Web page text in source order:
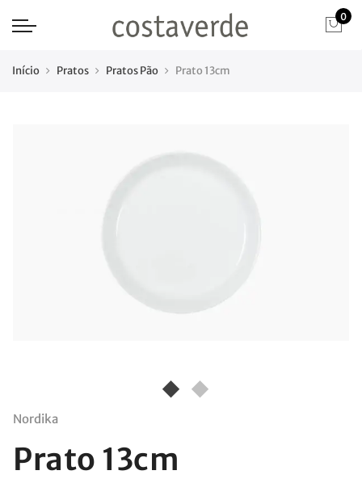
0
Início Pratos Pratos Pão Prato 13cm
Nordika
Prato 13cm